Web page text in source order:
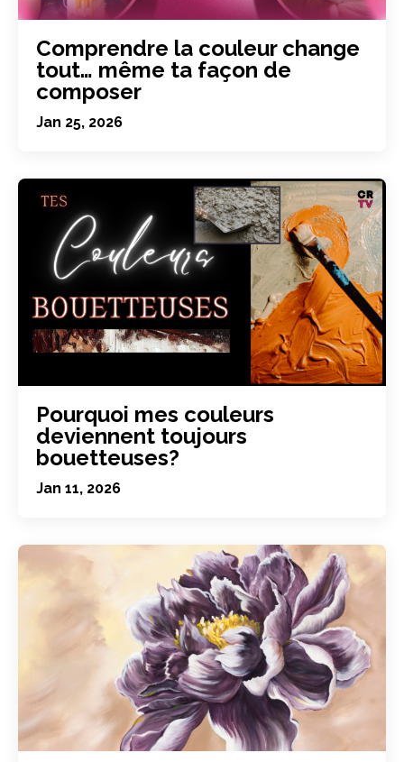
Comprendre la couleur change
tout… même ta façon de
composer
Jan 25, 2026
Pourquoi mes couleurs
deviennent toujours
bouetteuses?
Jan 11, 2026